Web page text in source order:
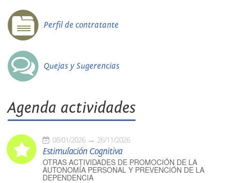
Perfil de contratante
Quejas y Sugerencias
Agenda actividades
08/01/2026 26/11/2026
Estimulación Cognitiva
OTRAS ACTIVIDADES DE PROMOCIÓN DE LA
AUTONOMÍA PERSONAL Y PREVENCIÓN DE LA
DEPENDENCIA